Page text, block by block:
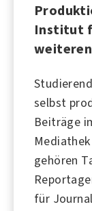
Institut
selbst
Beiträge
gehören
für